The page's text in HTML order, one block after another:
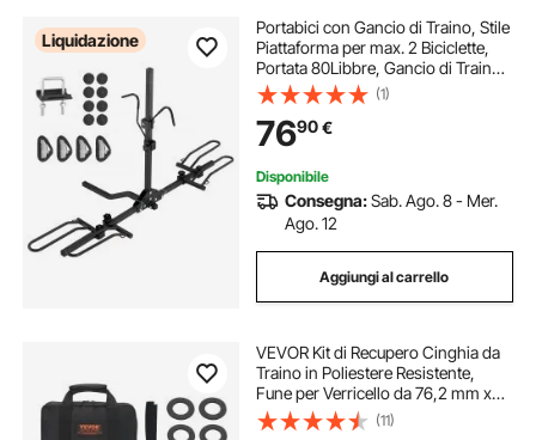
Liquidazione
Portabici con Gancio di Traino, Stile
Piattaforma per max. 2 Biciclette,
Portata 80Libbre, Gancio di Traino
per Ricevitore1,25/2 Pollici,
Portabici Pieghevole per Auto, SUV,
Camion, Camper,
(1)
7690€
Disponibile
Consegna:Sab. Ago. 8 - Mer.
Ago. 12
Aggiungi al carrello
VEVOR Kit di Recupero Cinghia da
Traino in Poliestere Resistente,
Fune per Verricello da 76,2 mm x
9,1 m, 16329 kg, Tripla Fibbia
Rinforzata, Cinghia a Strappo,
(11)